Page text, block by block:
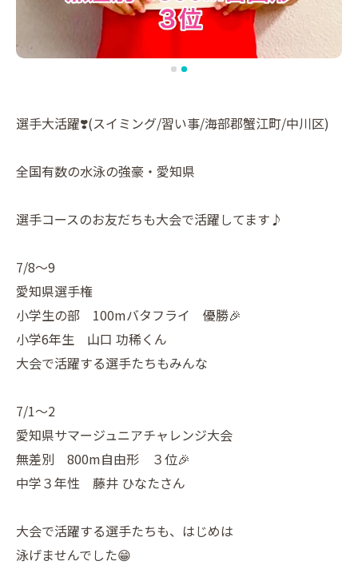
選手大活躍❣️(スイミング/習い事/海部郡蟹江町/中川区)
全国有数の水泳の強豪・愛知県
選手コースのお友だちも大会で活躍してます♪
7/8〜9
愛知県選手権
小学生の部 100mバタフライ 優勝🎉
小学6年生 山口 功稀くん
大会で活躍する選手たちもみんな
7/1〜2
愛知県サマージュニアチャレンジ大会
無差別 800m自由形 ３位🎉
中学３年性 藤井 ひなたさん
大会で活躍する選手たちも、はじめは
泳げませんでした😁